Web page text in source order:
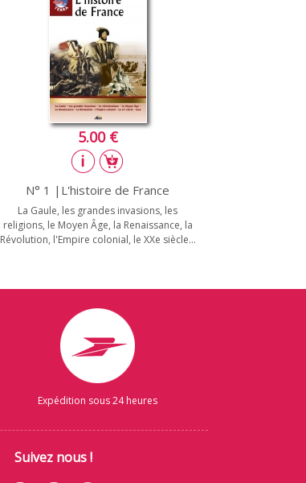
5.00 €
N° 1 |L'histoire de France
La Gaule, les grandes invasions, les
religions, le Moyen Âge, la Renaissance, la
Révolution, l'Empire colonial, le XXe siècle...
Expédition sous 24 heures
Suivez nous !